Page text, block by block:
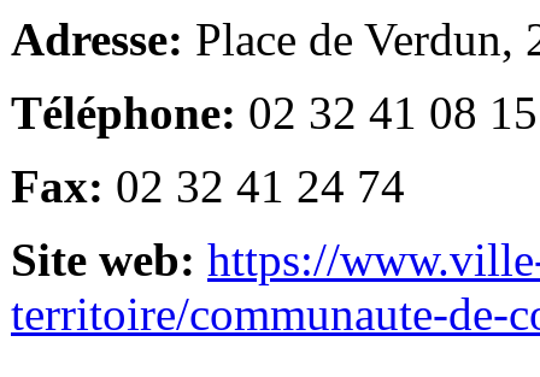
Adresse: Place de Verdun,
Téléphone: 02 32 41 08 15
Fax: 02 32 41 24 74
Site web: https://
territoire/communaute-de-